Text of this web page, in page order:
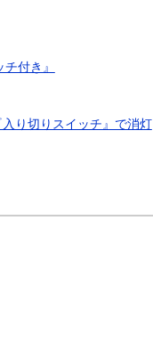
付き』
り切りスイッチ』で消灯